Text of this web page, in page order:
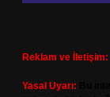
Reklam ve İletişim:
Yasal Uyarı: